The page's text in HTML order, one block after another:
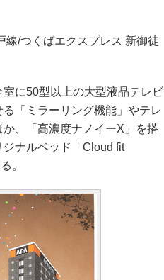
線/つくばエクスプレス 新御徒
に50型以上の大型液晶テレビ
「ミラーリング機能」やテレ
、「高濃度ナノイーX」を搭
ナルベッド「Cloud fit
。